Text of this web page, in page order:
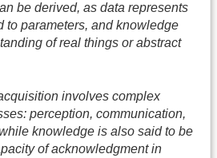
be derived, as data represents
to parameters, and knowledge
of real things or abstract
involves complex
perception, communication,
knowledge is also said to be
of acknowledgment in